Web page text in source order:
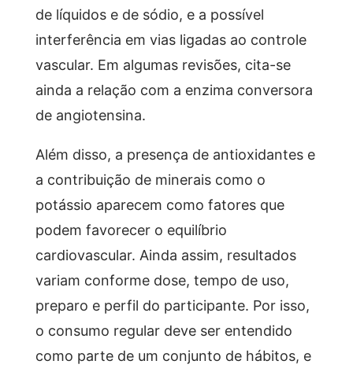
de líquidos e de sódio, e a possível
interferência em vias ligadas ao controle
vascular. Em algumas revisões, cita-se
ainda a relação com a enzima conversora
de angiotensina.
Além disso, a presença de antioxidantes e
a contribuição de minerais como o
potássio aparecem como fatores que
podem favorecer o equilíbrio
cardiovascular. Ainda assim, resultados
variam conforme dose, tempo de uso,
preparo e perfil do participante. Por isso,
o consumo regular deve ser entendido
como parte de um conjunto de hábitos, e